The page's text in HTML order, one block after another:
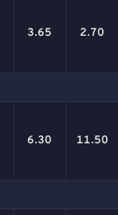
3.65 2.70
6.30 11.50